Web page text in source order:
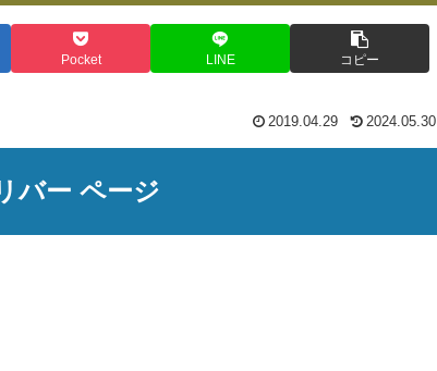
Pocket LINE コピー
2019.04.29 2024.05.30
バー ページ